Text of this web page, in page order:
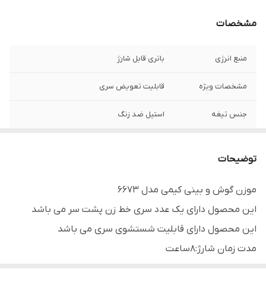
مشخصات
منبع انرژی باتری قابل شارژ
مشخصات ویژه قابلیت تعویض سری
جنس تیغه استیل ضد زنگ
توضیحات
موزن گوش و بینی کیمی مدل 6673
این محصول دارای یک عدد سری خط زن پشت سر می باشد
این محصول دارای قابلیت شستشوی سری می باشد
مدت زمان شارژ:8ساعت